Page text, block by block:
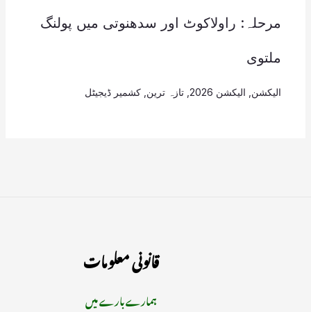
مرحلہ: راولاکوٹ اور سدھنوتی میں پولنگ
ملتوی
الیکشن الیکشن 2026 , تازہ ترین کشمیر ڈیجیٹل
قانونی معلومات
ہمارے بارے میں